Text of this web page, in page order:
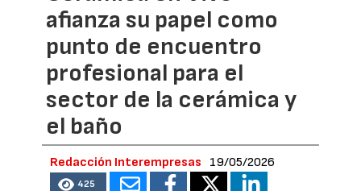
afianza su papel como
punto de encuentro
profesional para el
sector de la cerámica y
el baño
Redacción Interempresas 19/05/2026
425